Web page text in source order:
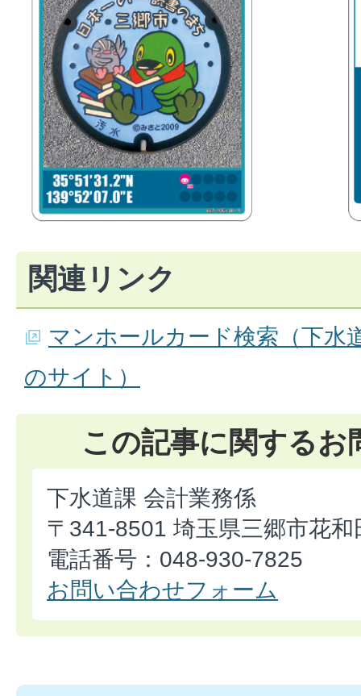
関連リンク
マンホールカード検索（下水
のサイト）
この記事に関するお
下水道課 会計業務係
〒341-8501 埼玉県三郷市花
電話番号：048-930-7825
お問い合わせフォーム